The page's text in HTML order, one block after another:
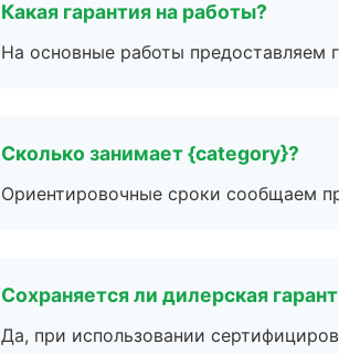
Какая гарантия на работы?
На основные работы предоставляем
Сколько занимает {category}?
Ориентировочные сроки сообщаем
Сохраняется ли дилерская
Да, при использовании